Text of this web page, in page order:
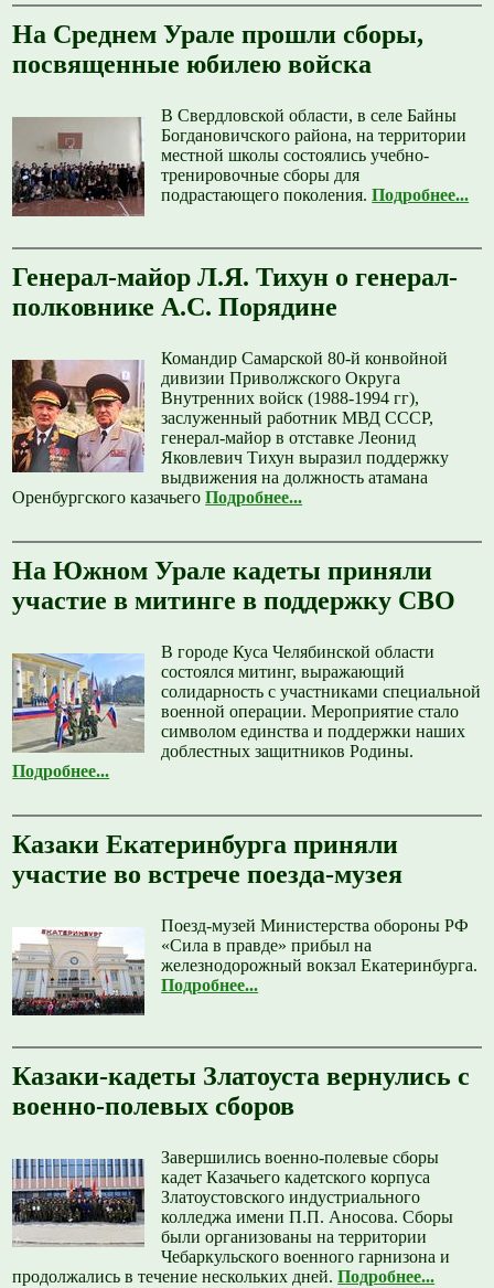
На Среднем Урале прошли сборы,
посвященные юбилею войска
В Свердловской области, в селе Байны
Богдановичского района, на территории
местной школы состоялись учебно-
тренировочные сборы для
подрастающего поколения.Подробнее...
Генерал-майор Л.Я. Тихун о генерал-
полковнике А.С. Порядине
Командир Самарской 80-й конвойной
дивизии Приволжского Округа
Внутренних войск (1988-1994 гг),
заслуженный работник МВД СССР,
генерал-майор в отставке Леонид
Яковлевич Тихун выразил поддержку
выдвижения на должность атамана
Оренбургского казачьегоПодробнее...
На Южном Урале кадеты приняли
участие в митинге в поддержку СВО
В городе Куса Челябинской области
состоялся митинг, выражающий
солидарность с участниками специальной
военной операции. Мероприятие стало
символом единства и поддержки наших
доблестных защитников Родины.
Подробнее...
Казаки Екатеринбурга приняли
участие во встрече поезда-музея
Поезд-музей Министерства обороны РФ
«Сила в правде» прибыл на
железнодорожный вокзал Екатеринбурга.
Подробнее...
Казаки-кадеты Златоуста вернулись с
военно-полевых сборов
Завершились военно-полевые сборы
кадет Казачьего кадетского корпуса
Златоустовского индустриального
колледжа имени П.П. Аносова. Сборы
были организованы на территории
Чебаркульского военного гарнизона и
продолжались в течение нескольких дней.Подробнее...